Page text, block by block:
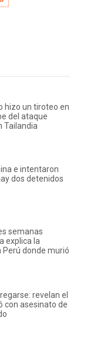
hizo un tiroteo en
del ataque
Tailandia
e intentaron
dos detenidos
semanas
explica la
donde murió
revelan el
con asesinato de